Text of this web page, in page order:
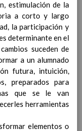
las inteligencias
objetivos generales
15 noviembre 2019
y relaciÃ³n de los
del 2Âº ciclo de
familiar-centro
15 noviembre
estimulación de la
a corto y largo
la participación y
determinante en el
suceden de
a un alumnado
futura, intuición,
preparados para
que se le van
herramientas
elementos o